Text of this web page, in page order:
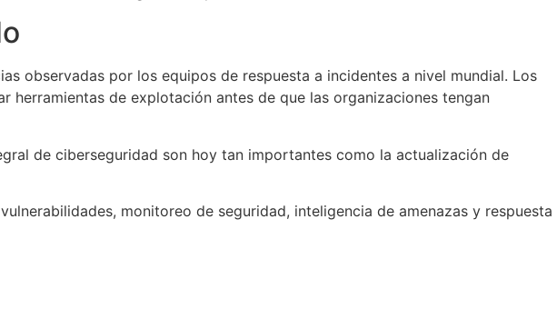
observadas por los equipos de respuesta a incidentes a nivel mundial. Los
herramientas de explotación antes de que las organizaciones tengan
de ciberseguridad son hoy tan importantes como la actualización de
monitoreo de seguridad, inteligencia de amenazas y respuesta